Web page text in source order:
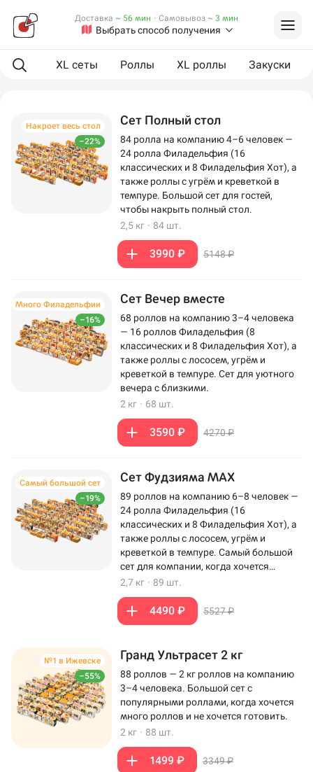
Выбрать способ получения
Доставка ~ 56 мин · Самовывоз ~ 3 мин
еда XL сеты Роллы XL роллы Закуски
–22%
Накроет весь стол Сет Полный стол
84 ролла на компанию 4–6 человек —
24 ролла Филадельфия (16
классических и 8 Филадельфия Хот), а
также роллы с угрём и креветкой в
темпуре. Большой сет для гостей,
чтобы накрыть полный стол.
2,5 кг · 84 шт.
3990 ₽ 5148 ₽
–16%
Много Филадельфии Сет Вечер вместе
68 роллов на компанию 3–4 человека
— 16 роллов Филадельфия (8
классических и 8 Филадельфия Хот), а
также роллы с лососем, угрём и
креветкой в темпуре. Сет для уютного
вечера с близкими.
2 кг · 68 шт.
3590 ₽ 4270 ₽
–19%
Самый большой сет Сет Фудзияма MAX
89 роллов на компанию 6–8 человек —
24 ролла Филадельфия (16
классических и 8 Филадельфия Хот), а
также роллы с лососем, угрём и
креветкой в темпуре. Самый большой
сет для компании, когда хочется
максимум роллов на столе.
2,7 кг · 89 шт.
4490 ₽ 5527 ₽
–55%
№1 в Ижевске Гранд Ультрасет 2 кг
88 роллов — 2 кг роллов на компанию
3–4 человека. Большой сет с
популярными роллами, когда хочется
много роллов и не хочется готовить.
2 кг · 88 шт.
1499 ₽ 3349 ₽